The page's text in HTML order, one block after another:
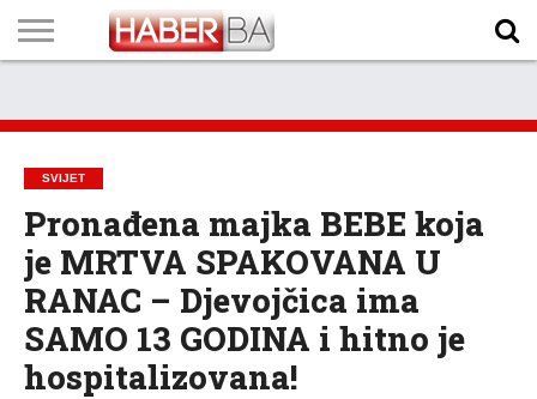
TECH
PROGRAM
PROGNOZA
PUTEVIMA
LISTA
NAMA
SVIJET
Pronađena majka BEBE koja
je MRTVA SPAKOVANA U
RANAC – Djevojčica ima
SAMO 13 GODINA i hitno je
hospitalizovana!